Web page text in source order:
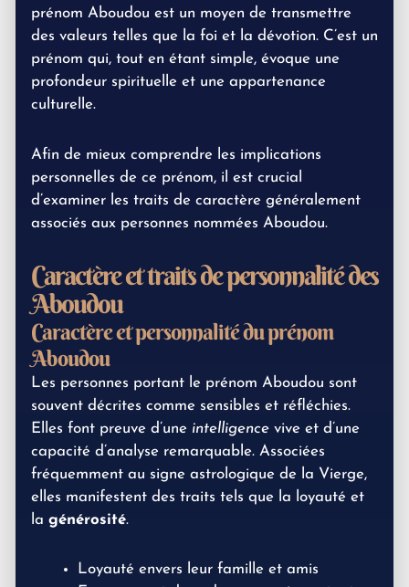
prénom Aboudou est un moyen de transmettre
des valeurs telles que la foi et la dévotion. C’est un
prénom qui, tout en étant simple, évoque une
profondeur spirituelle et une appartenance
culturelle.
Afin de mieux comprendre les implications
personnelles de ce prénom, il est crucial
d’examiner les traits de caractère généralement
associés aux personnes nommées Aboudou.
Caractère et traits de personnalité des
Aboudou
Caractère et personnalité du prénom
Aboudou
Les personnes portant le prénom Aboudou sont
souvent décrites comme sensibles et réfléchies.
Elles font preuve d’une intelligence vive et d’une
capacité d’analyse remarquable. Associées
fréquemment au signe astrologique de la Vierge,
elles manifestent des traits tels que la loyauté et
la générosité.
Loyauté envers leur famille et amis